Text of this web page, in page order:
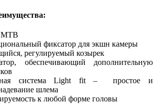
фиксатор для экшн камеры
регулируемый козырек
обеспечивающий дополнительную
система Light fit – простое и
шлема
к любой форме головы